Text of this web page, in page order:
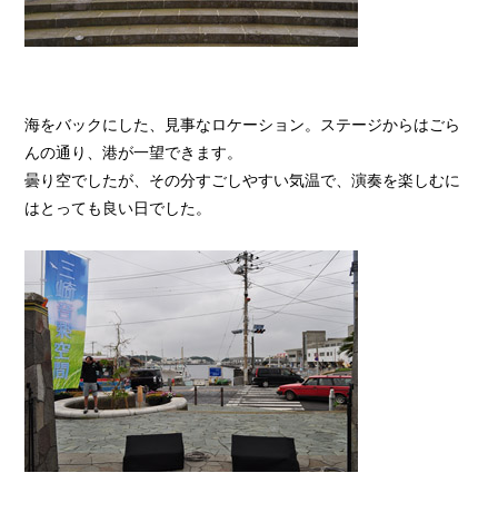
海をバックにした、見事なロケーション。ステージからはごら
んの通り、港が一望できます。
曇り空でしたが、その分すごしやすい気温で、演奏を楽しむに
はとっても良い日でした。